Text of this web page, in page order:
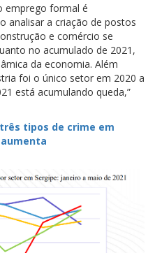
emprego formal é
analisar a criação de postos
e comércio se
no acumulado de 2021,
da economia. Além
foi o único setor em 2020 a
está acumulando queda,”
tipos de crime em